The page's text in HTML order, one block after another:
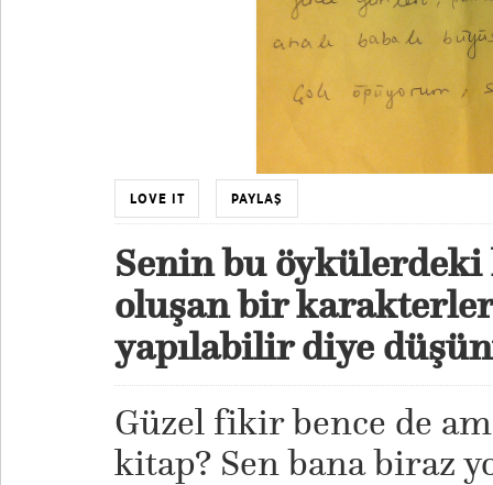
LOVE IT PAYLAŞ
Senin bu
oluşan bir
yapılabilir diye
Güzel fikir bence de
kitap? Sen bana biraz